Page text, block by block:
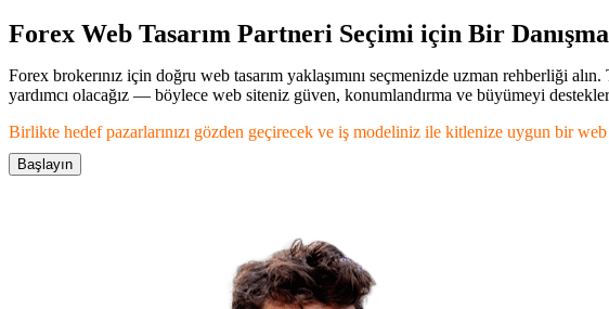
Forex Web Tasarım Partneri Seçimi için Bir
Forex brokerınız için doğru web tasarım yaklaşımını seçmenizde uzman rehberliği
yardımcı olacağız — böylece web siteniz güven, konumlandırma ve büyümeyi
Birlikte hedef pazarlarınızı gözden geçirecek ve iş modeliniz ile kitlenize uygun bir web
Başlayın